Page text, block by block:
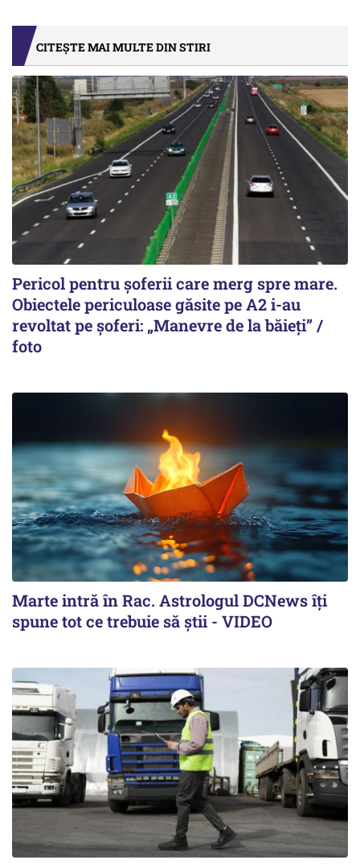
CITEȘTE MAI MULTE DIN STIRI
Pericol pentru șoferii care merg spre mare.
Obiectele periculoase găsite pe A2 i-au
revoltat pe șoferi: „Manevre de la băieți” /
foto
Marte intră în Rac. Astrologul DCNews îți
spune tot ce trebuie să știi - VIDEO